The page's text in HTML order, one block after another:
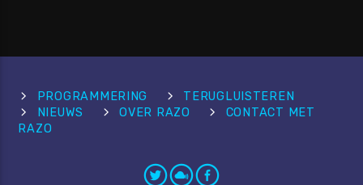
PROGRAMMERING
TERUGLUISTEREN
NIEUWS
OVER RAZO
CONTACT MET
RAZO